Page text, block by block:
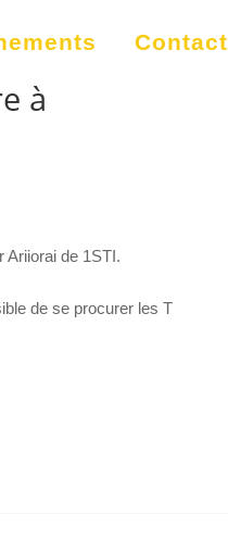
Contact
à
Ariiorai de 1STI.
de se procurer les T